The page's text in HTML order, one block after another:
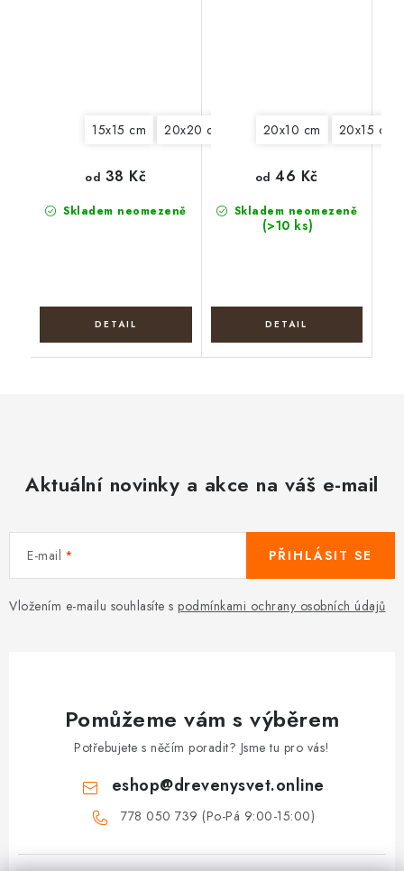
15x15 cm 20x20 cm 25x25 cm 30x30 cm
Skladem neomezeně
od 38 Kč
20x10 cm 20x15 cm
Skladem neomezeně
(>10 ks)
od 46 Kč
Aktuální novinky a akce na váš e-mail
E-mail
Vložením e-mailu souhlasíte s podmínkami ochrany osobních údajů
PŘIHLÁSIT SE
Pomůžeme vám s výběrem
Potřebujete s něčím poradit? Jsme tu pro vás!
eshop@drevenysvet.online
778 050 739 (Po-Pá 9:00-15:00)